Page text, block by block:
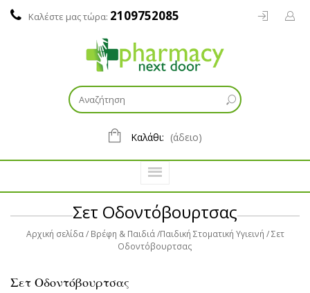
Καλέστε μας τώρα: 2109752085
Καλάθι: (άδειο)
Σετ Οδοντόβουρτσας
Αρχική σελίδα Βρέφη & Παιδιά Παιδική Στοματική Υγιεινή
Σετ
Οδοντόβουρτσας
Σετ Οδοντόβουρτσας